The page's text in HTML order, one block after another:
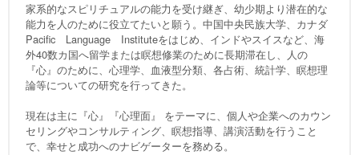
家系的なスピリチュアルの能力を受け継ぎ、幼少期より潜在的な
能力を人のために役立てたいと願う。中国中央民族大学、カナダ
Pacific Language Instituteをはじめ、インドやスイスなど、海
外40数カ国へ留学または瞑想修業のために長期滞在し、人の
『心』のために、心理学、血液型分類、各占術、統計学、瞑想理
論等についての研究を行ってきた。
現在は主に『心』『心理面』 をテーマに、個人や企業へのカウン
セリングやコンサルティング、瞑想指導、講演活動を行うこと
で、幸せと成功へのナビゲーターを務める。